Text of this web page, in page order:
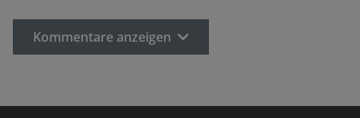
Kommentare anzeigen